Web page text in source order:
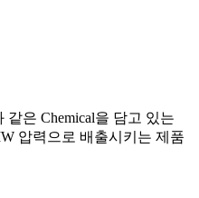
같은 Chemical을 담고 있는
압력으로 배출시키는 제품